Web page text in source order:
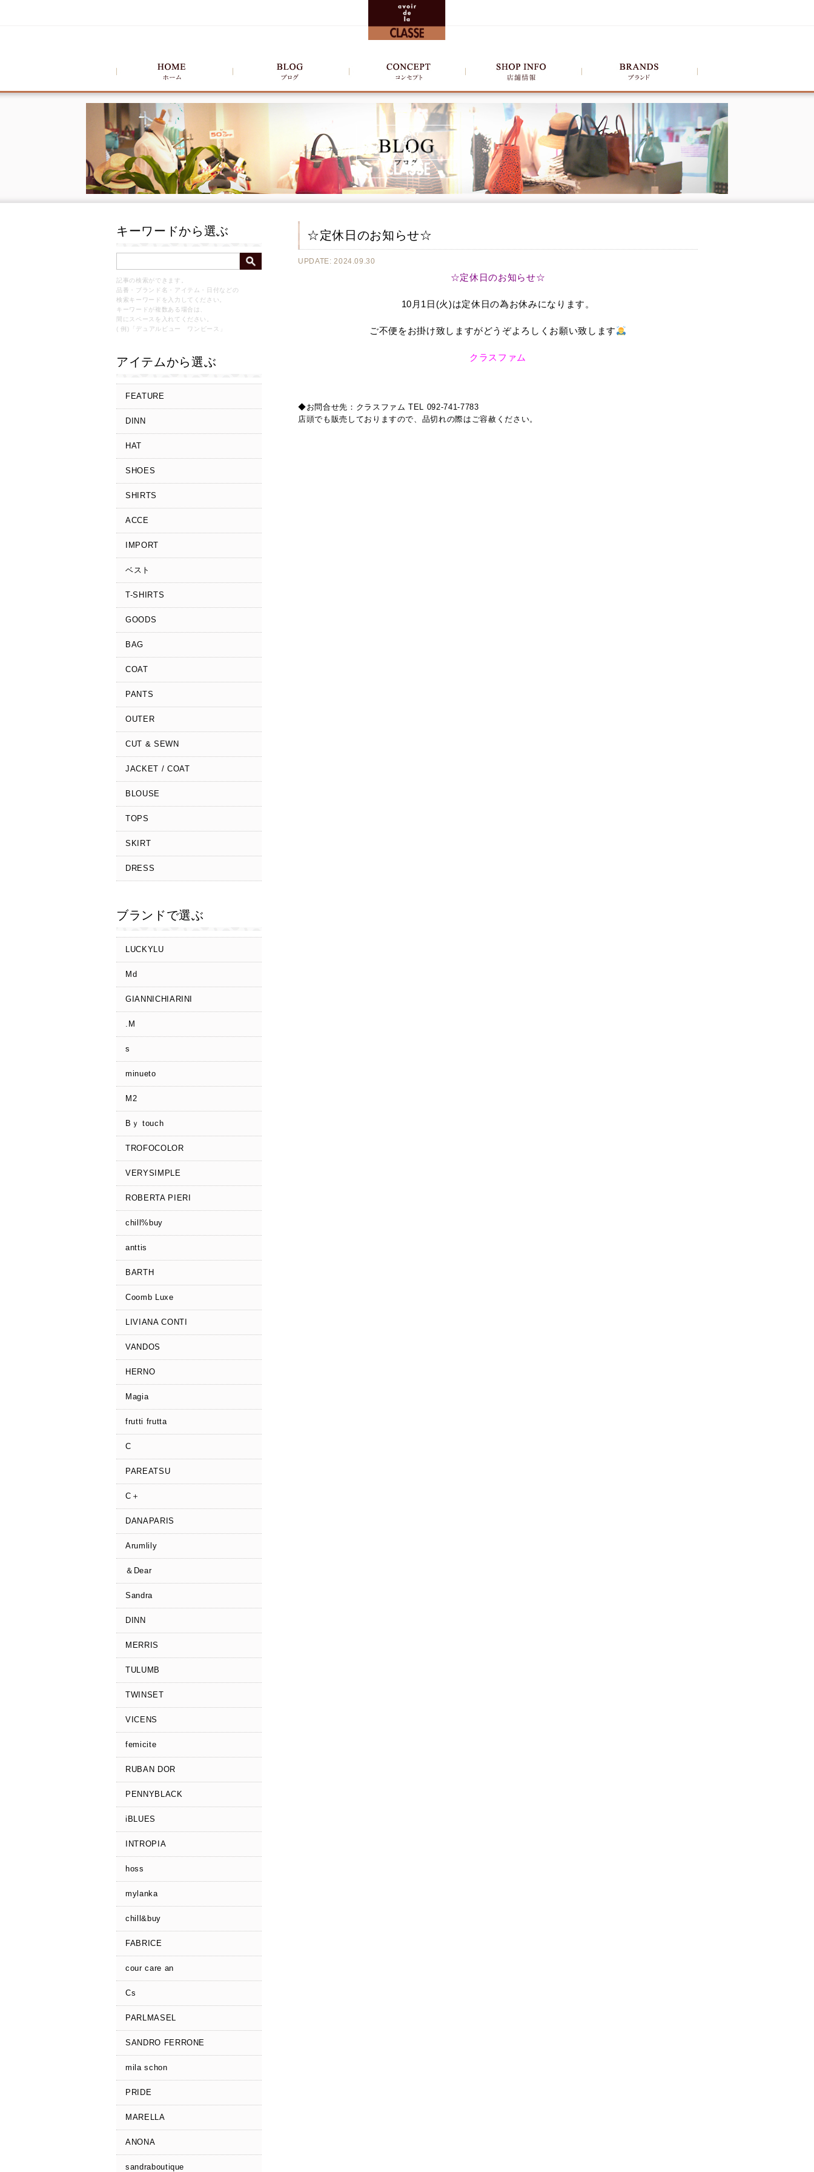
キーワードから選ぶ
記事の検索ができます。
品番・ブランド名・アイテム・日付などの
検索キーワードを入力してください。
キーワードが複数ある場合は、
間にスペースを入れてください。
( 例)「デュアルビュー ワンピース」
アイテムから選ぶ
FEATURE
DINN
HAT
SHOES
SHIRTS
ACCE
IMPORT
ベスト
T-SHIRTS
GOODS
BAG
COAT
PANTS
OUTER
CUT & SEWN
JACKET / COAT
BLOUSE
TOPS
SKIRT
DRESS
ブランドで選ぶ
LUCKYLU
Md
GIANNICHIARINI
.M
s
minueto
M2
Bｙ touch
TROFOCOLOR
VERYSIMPLE
ROBERTA PIERI
chill%buy
anttis
BARTH
Coomb Luxe
LIVIANA CONTI
VANDOS
HERNO
Magia
frutti frutta
C
PAREATSU
C＋
DANAPARIS
Arumlily
＆Dear
Sandra
DINN
MERRIS
TULUMB
TWINSET
VICENS
femicite
RUBAN DOR
PENNYBLACK
iBLUES
INTROPIA
hoss
mylanka
chill&buy
FABRICE
cour care an
Cs
PARLMASEL
SANDRO FERRONE
mila schon
PRIDE
MARELLA
ANONA
sandraboutique
☆定休日のお知らせ☆
UPDATE: 2024.09.30
☆定休日のお知らせ☆
10月1日(火)は定休日の為お休みになります。
ご不便をお掛け致しますがどうぞよろしくお願い致します
クラスファム
◆お問合せ先：クラスファム TEL 092-741-7783
店頭でも販売しておりますので、品切れの際はご容赦ください。